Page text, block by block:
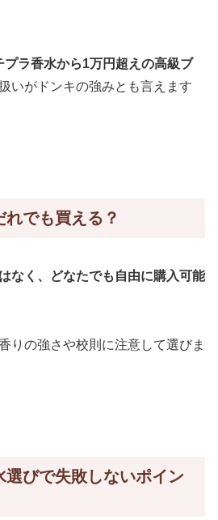
プラ香水から1万円超えの高級ブ
いがドンキの強みとも言えます
れでも買える？
なく、どなたでも自由に購入可能
りの強さや校則に注意して選びま
選びで失敗しないポイン